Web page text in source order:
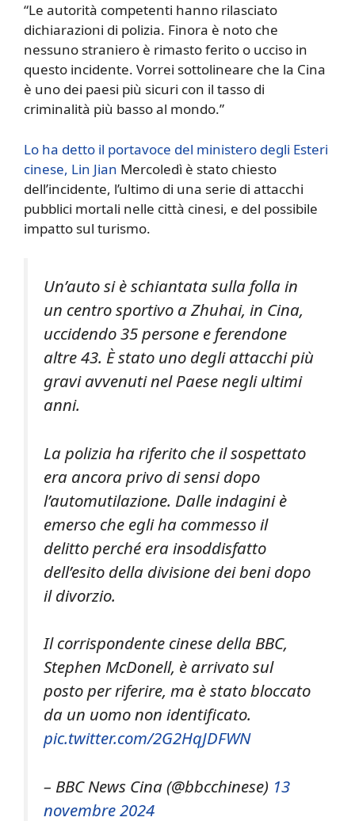
“Le autorità competenti hanno rilasciato
dichiarazioni di polizia. Finora è noto che
nessuno straniero è rimasto ferito o ucciso in
questo incidente. Vorrei sottolineare che la Cina
è uno dei paesi più sicuri con il tasso di
criminalità più basso al mondo.”
Lo ha detto il portavoce del ministero degli Esteri
cinese, Lin Jian Mercoledì è stato chiesto
dell’incidente, l’ultimo di una serie di attacchi
pubblici mortali nelle città cinesi, e del possibile
impatto sul turismo.
Un’auto si è schiantata sulla folla in
un centro sportivo a Zhuhai, in Cina,
uccidendo 35 persone e ferendone
altre 43. È stato uno degli attacchi più
gravi avvenuti nel Paese negli ultimi
anni.
La polizia ha riferito che il sospettato
era ancora privo di sensi dopo
l’automutilazione. Dalle indagini è
emerso che egli ha commesso il
delitto perché era insoddisfatto
dell’esito della divisione dei beni dopo
il divorzio.
Il corrispondente cinese della BBC,
Stephen McDonell, è arrivato sul
posto per riferire, ma è stato bloccato
da un uomo non identificato.
pic.twitter.com/2G2HqJDFWN
– BBC News Cina (@bbcchinese) 13
novembre 2024